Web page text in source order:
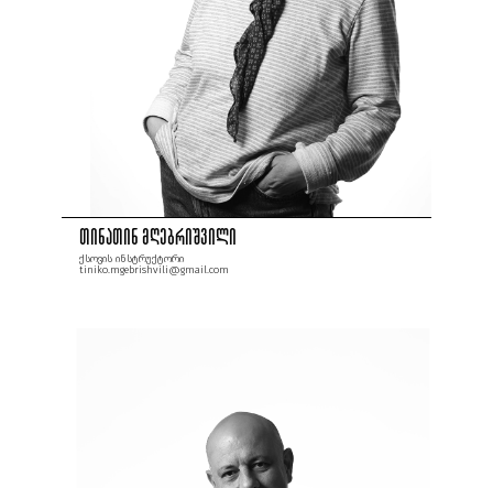
თინათინ მღებრიშვილი
ქსოვის ინსტრუქტორი
tiniko.mgebrishvili@gmail.com